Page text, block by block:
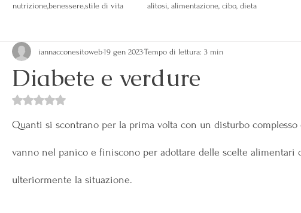
nutrizione,benessere,stile di vita alitosi, alimentazione, cibo, dieta
Diabete e verdure
iannacconesitoweb19 gen 2023Tempo di lettura: 3 min
Valutazione NaN stelle su 5.
Quanti si scontrano per la prima volta con un disturbo
vanno nel panico e finiscono per adottare delle scelte alimentari
ulteriormente la situazione.